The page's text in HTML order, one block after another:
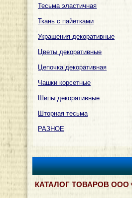
Тесьма эластичная
Ткань с пайетками
Украшения декоративные
Цветы декоративные
Цепочка декоративная
Чашки корсетные
Шипы декоративные
Шторная тесьма
РАЗНОЕ
КАТАЛОГ ТОВАРОВ ООО